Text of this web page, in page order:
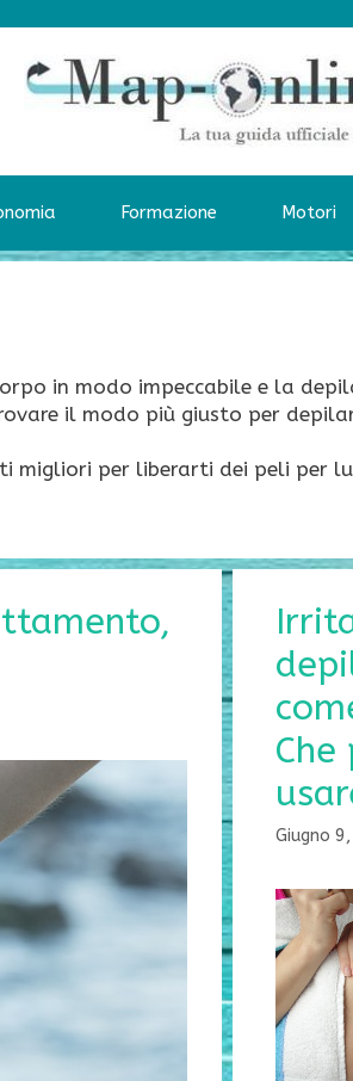
Formazione Motori
in modo impeccabile e la
il modo più giusto per
per liberarti dei peli per
Giugno